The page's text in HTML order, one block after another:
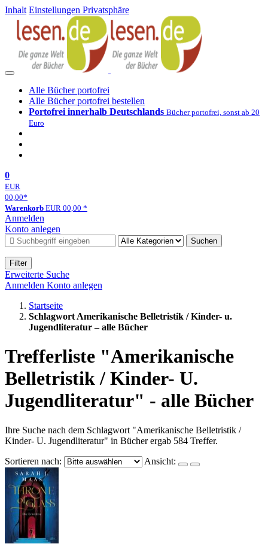
Inhalt Einstellungen Privatsphäre
Alle Bücher portofrei
Alle Bücher portofrei bestellen
Portofrei innerhalb Deutschlands Bücher portofrei, sonst ab 20
Euro
0
EUR
00,00*
Warenkorb EUR 00,00 *
Anmelden
Konto anlegen
Suchen
Filter
Erweiterte Suche
Anmelden Konto anlegen
Startseite
Schlagwort Amerikanische Belletristik / Kinder- u.
Jugendliteratur – alle Bücher
Trefferliste "Amerikanische
Belletristik / Kinder- U.
Jugendliteratur" - alle Bücher
Ihre Suche nach dem Schlagwort "Amerikanische Belletristik /
Kinder- U. Jugendliteratur" in Bücher ergab 584 Treffer.
Sortieren nach:
Ansicht: